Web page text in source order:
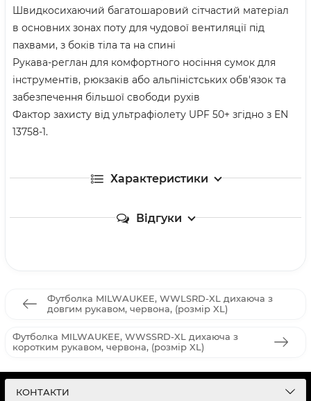
Швидкосихаючий багатошаровий сітчастий матеріал
в основних зонах поту для чудової вентиляції під
пахвами, з боків тіла та на спині
Рукава-реглан для комфортного носіння сумок для
інструментів, рюкзаків або альпіністських обв'язок та
забезпечення більшої свободи рухів
Фактор захисту від ультрафіолету UPF 50+ згідно з EN
13758-1.
Характеристики
Відгуки
Футболка MILWAUKEE, WWLSRD-XL дихаюча з
довгим рукавом, червона, (розмір XL)
Футболка MILWAUKEE, WWSSRD-XL дихаюча з
коротким рукавом, червона, (розмір XL)
КОНТАКТИ